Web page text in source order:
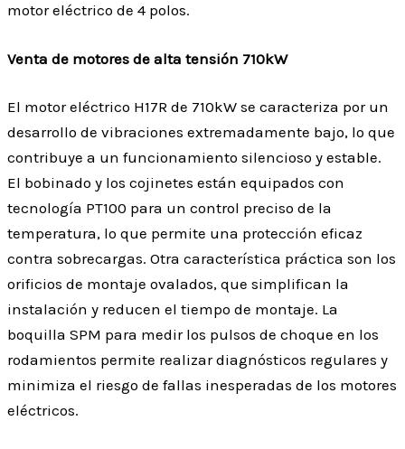
motor eléctrico de 4 polos.
Venta de motores de alta tensión 710kW
El motor eléctrico H17R de 710kW se caracteriza por un
desarrollo de vibraciones extremadamente bajo, lo que
contribuye a un funcionamiento silencioso y estable.
El bobinado y los cojinetes están equipados con
tecnología PT100 para un control preciso de la
temperatura, lo que permite una protección eficaz
contra sobrecargas. Otra característica práctica son los
orificios de montaje ovalados, que simplifican la
instalación y reducen el tiempo de montaje. La
boquilla SPM para medir los pulsos de choque en los
rodamientos permite realizar diagnósticos regulares y
minimiza el riesgo de fallas inesperadas de los motores
eléctricos.